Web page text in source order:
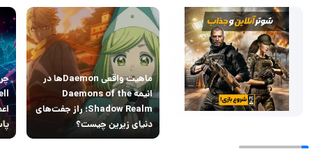
ماهیت واقعی Daemonها در
انیمه Daemons of the
Shadow Realm؛ راز جفت‌های
دنیای زیرین چیست؟